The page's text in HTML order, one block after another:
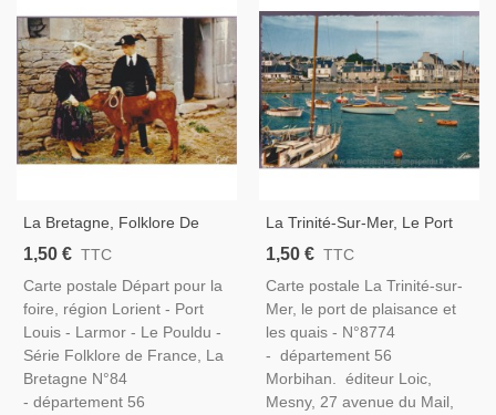
La Bretagne, Folklore De
France - Carte Postale
Bretagne, Animaux
1,50 € TTC
Carte postale Départ pour la
foire, région Lorient - Port
Louis - Larmor - Le Pouldu -
Série Folklore de France, La
Bretagne N°84
- département 56
La Trinité-Sur-Mer, Le Port
De Plaisance Et Quais -
Morbihan, Bretagne, Bateaux
1,50 € TTC
Carte postale La Trinité-sur-
Mer, le port de plaisance et
les quais - N°8774
- département 56
Morbihan. éditeur Loic,
Mesny, 27 avenue du Mail,